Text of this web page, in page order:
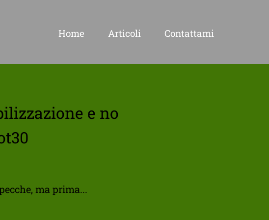
Home Articoli Contattami
e no
ma prima...